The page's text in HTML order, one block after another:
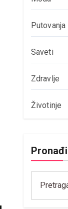
Putovanja
Saveti
Zdravlje
Životinje